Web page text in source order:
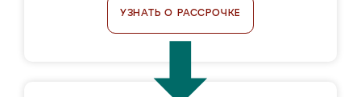
УЗНАТЬ О РАССРОЧКЕ